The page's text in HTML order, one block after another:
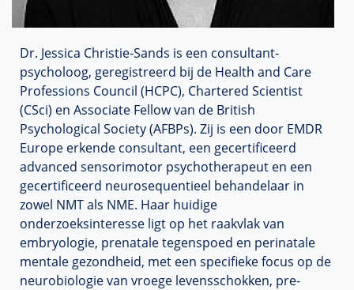
Dr. Jessica Christie-Sands is een consultant-
psycholoog, geregistreerd bij de Health and Care
Professions Council (HCPC), Chartered Scientist
(CSci) en Associate Fellow van de British
Psychological Society (AFBPs). Zij is een door EMDR
Europe erkende consultant, een gecertificeerd
advanced sensorimotor psychotherapeut en een
gecertificeerd neurosequentieel behandelaar in
zowel NMT als NME. Haar huidige
onderzoeksinteresse ligt op het raakvlak van
embryologie, prenatale tegenspoed en perinatale
mentale gezondheid, met een specifieke focus op de
neurobiologie van vroege levensschokken, pre-